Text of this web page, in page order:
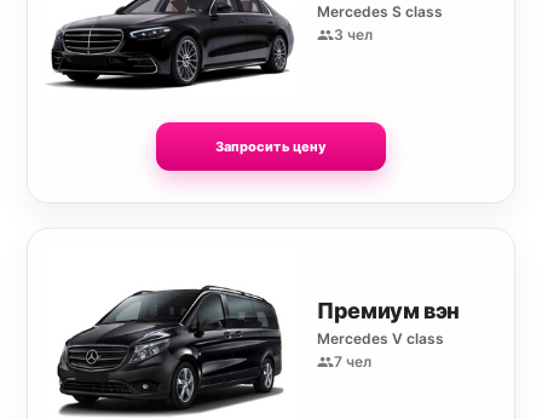
Mercedes S class
3 чел
Запросить цену
Премиум вэн
Mercedes V class
7 чел